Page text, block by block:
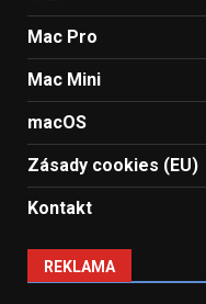
Mac Pro
Mac Mini
macOS
Zásady cookies (EU)
Kontakt
REKLAMA